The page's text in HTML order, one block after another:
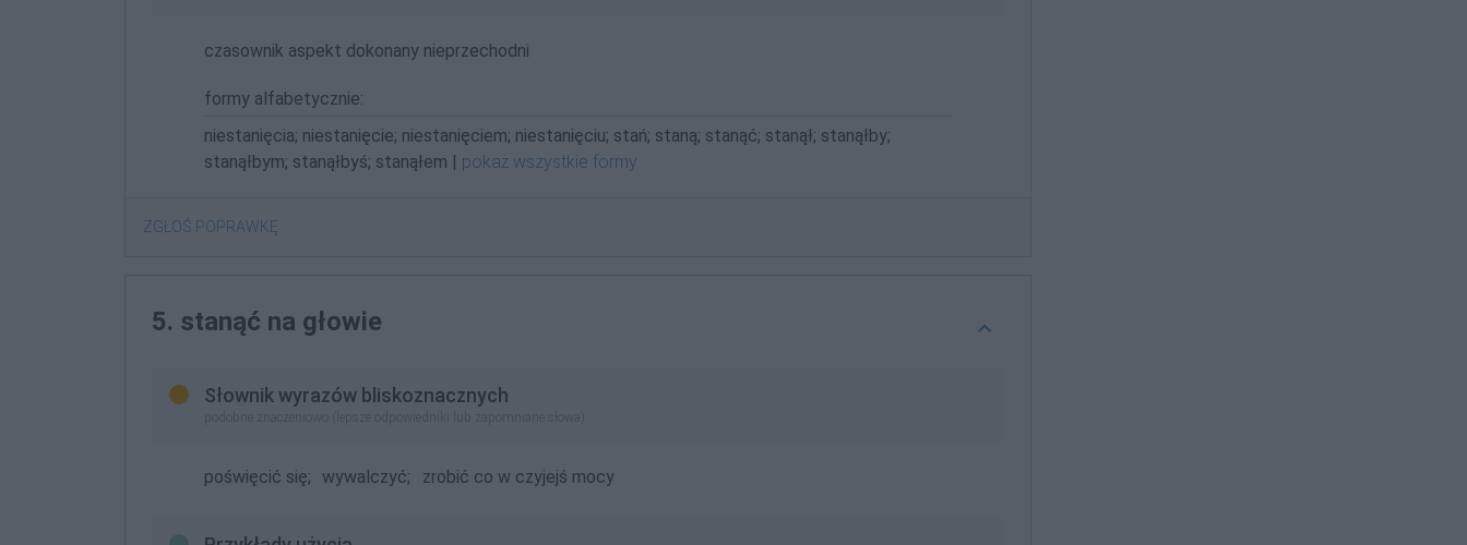
czasownik aspekt dokonany nieprzechodni
formy alfabetycznie:
niestanięcia; niestanięcie; niestanięciem; niestanięciu; stań; staną; stanąć; stanął; stanąłby;
stanąłbym; stanąłbyś; stanąłem | pokaż wszystkie formy
ZGŁOŚ POPRAWKĘ
5. stanąć na głowie
Słownik wyrazów bliskoznacznych
podobne znaczeniowo (lepsze odpowiedniki lub zapomniane słowa)
poświęcić się; wywalczyć; zrobić co w czyjejś mocy